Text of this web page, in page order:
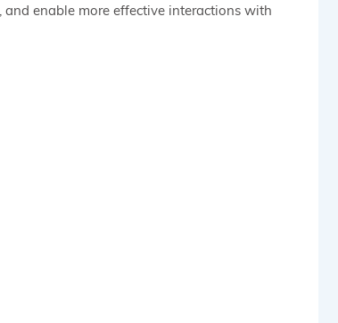
and enable more effective interactions with